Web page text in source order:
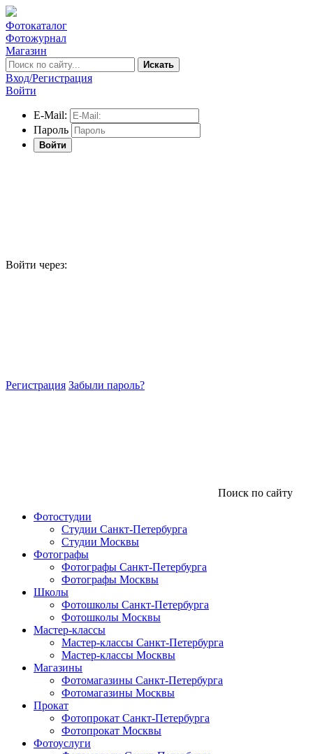
Фотокаталог
Фотожурнал
Магазин
Искать
Вход/Регистрация
Войти
E-Mail:
Пароль
Войти
Войти через:
Регистрация Забыли пароль?
Поиск по сайту
Фотостудии
Студии Санкт-Петербурга
Студии Москвы
Фотографы
Фотографы Санкт-Петербурга
Фотографы Москвы
Школы
Фотошколы Санкт-Петербурга
Фотошколы Москвы
Мастер-классы
Мастер-классы Санкт-Петербурга
Мастер-классы Москвы
Магазины
Фотомагазины Санкт-Петербурга
Фотомагазины Москвы
Прокат
Фотопрокат Санкт-Петербурга
Фотопрокат Москвы
Фотоуслуги